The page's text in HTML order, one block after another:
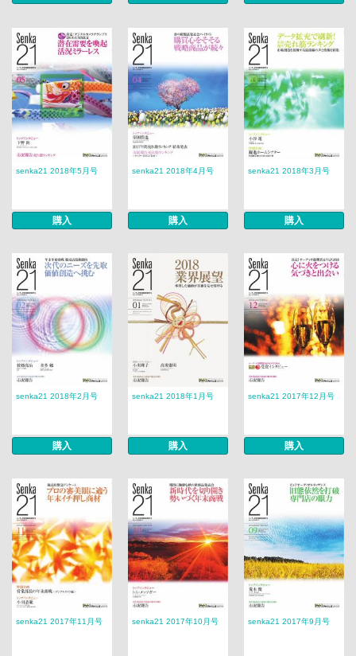
senka21 2018年5月号
購入
senka21 2018年4月号
購入
senka21 2018年3月号
購入
senka21 2018年2月号
購入
senka21 2018年1月号
購入
senka21 2017年12月号
購入
senka21 2017年11月号 senka21 2017年10月号 senka21 2017年9月号